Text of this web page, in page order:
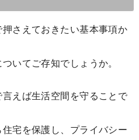
さえておきたい基本事項か
いてご存知でしょうか。
えば生活空間を守ることで
宅を保護し、プライバシー